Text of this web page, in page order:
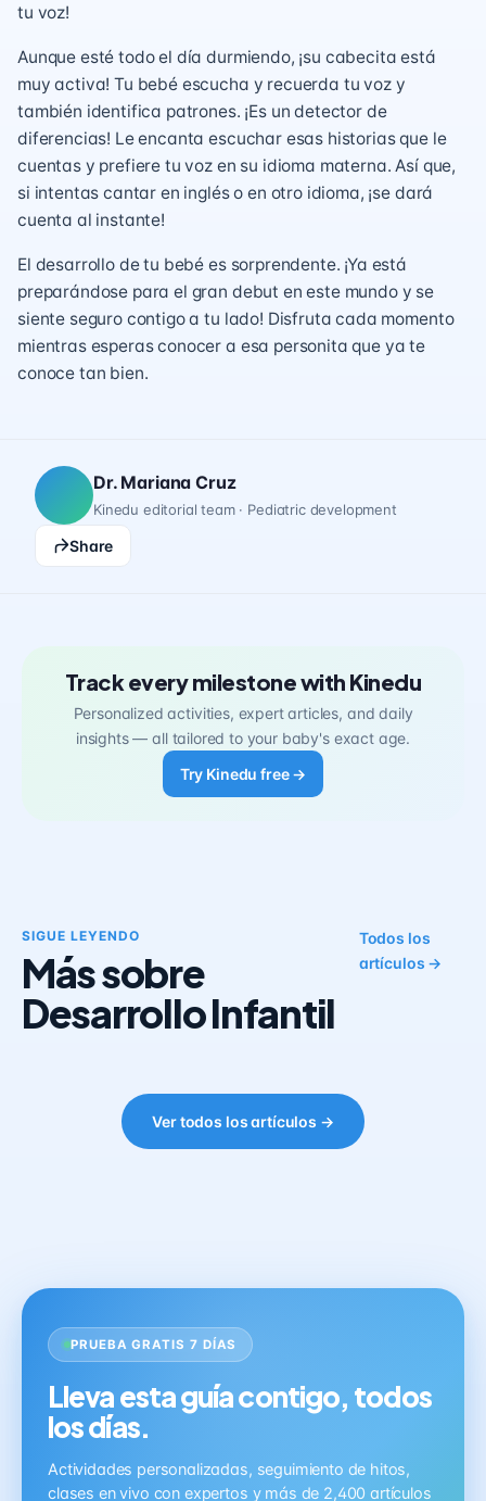
tu voz!
Aunque esté todo el día durmiendo, ¡su cabecita está
muy activa! Tu bebé escucha y recuerda tu voz y
también identifica patrones. ¡Es un detector de
diferencias! Le encanta escuchar esas historias que le
cuentas y prefiere tu voz en su idioma materna. Así que,
si intentas cantar en inglés o en otro idioma, ¡se dará
cuenta al instante!
El desarrollo de tu bebé es sorprendente. ¡Ya está
preparándose para el gran debut en este mundo y se
siente seguro contigo a tu lado! Disfruta cada momento
mientras esperas conocer a esa personita que ya te
conoce tan bien.
Dr. Mariana Cruz
Kinedu editorial team · Pediatric development
Share
Track every milestone with Kinedu
Personalized activities, expert articles, and daily
insights — all tailored to your baby's exact age.
Try Kinedu free →
SIGUE LEYENDO
Más sobre
Desarrollo Infantil
Todos los
artículos →
Ver todos los artículos →
PRUEBA GRATIS 7 DÍAS
Lleva esta guía contigo, todos
los días.
Actividades personalizadas, seguimiento de hitos,
clases en vivo con expertos y más de 2,400 artículos